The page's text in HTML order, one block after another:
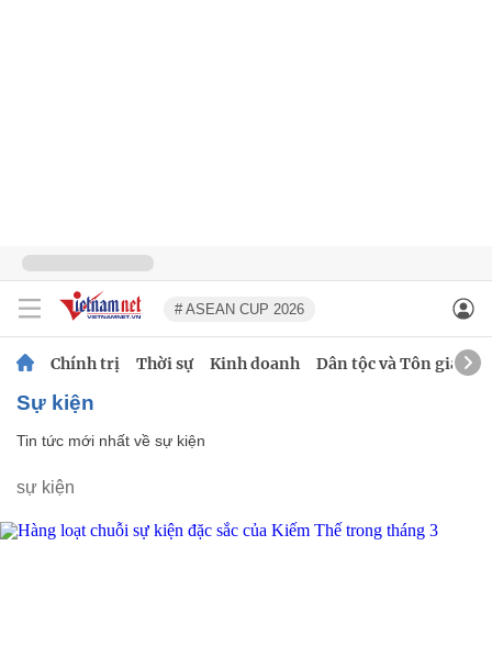
# ASEAN CUP 2026
Chính trị Thời sự Kinh doanh Dân tộc và Tôn giáo
sự kiện
Tin tức mới nhất về sự kiện
sự kiện